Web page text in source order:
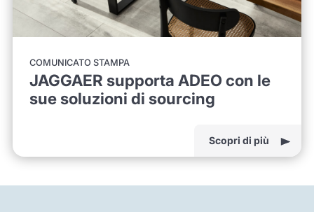
COMUNICATO STAMPA
JAGGAER supporta ADEO con le
sue soluzioni di sourcing
Scopri di più